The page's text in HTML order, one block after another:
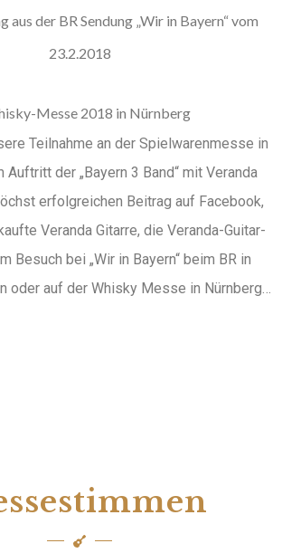
Vom 23.2.2018
Messe 2018 In Nürnberg
Teilnahme an der Spielwarenmesse in
Auftritt der „Bayern 3 Band“ mit Veranda
erfolgreichen Beitrag auf Facebook,
Veranda Gitarre, die Veranda-Guitar-
Besuch bei „Wir in Bayern“ beim BR in
oder auf der Whisky Messe in Nürnberg…